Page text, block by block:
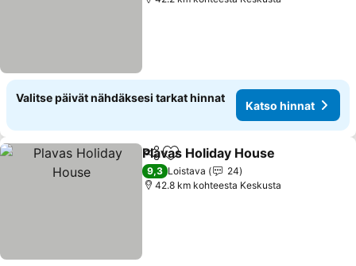
Valitse päivät nähdäksesi tarkat hinnat
Katso hinnat
Jaa Lisää suosikkeihin
Plavas Holiday House
9,3 Loistava
24
42.8 km kohteesta Keskusta